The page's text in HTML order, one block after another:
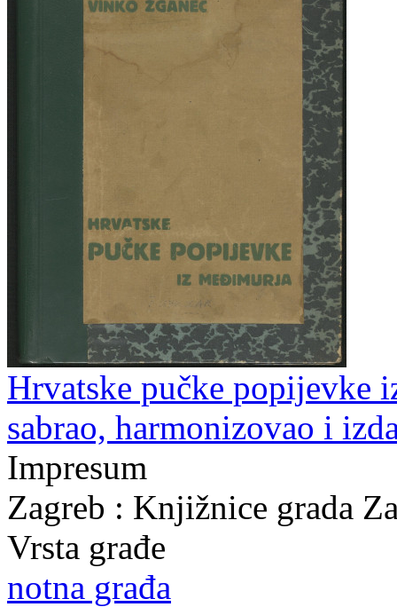
Hrvatske pučke popijevke
sabrao, harmonizovao i
Impresum
Zagreb : Knjižnice grada
Vrsta građe
notna građa